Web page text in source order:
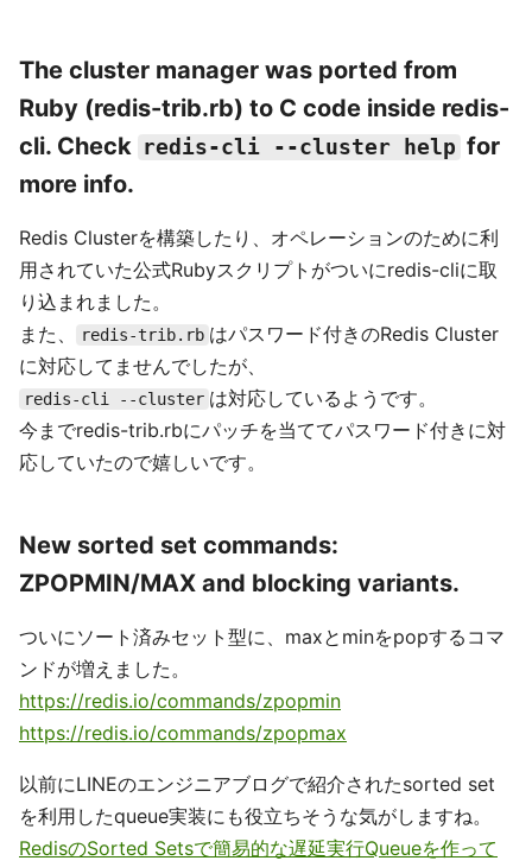
The cluster manager was ported from
Ruby (redis-trib.rb) to C code inside redis-
cli. Check redis-cli --cluster help for
more info.
Redis Clusterを構築したり、オペレーションのために利
用されていた公式Rubyスクリプトがついにredis-cliに取
り込まれました。
また、
redis-trib.rb はパスワード付きのRedis Cluster
に対応してませんでしたが、
redis-cli --cluster は対応しているようです。
今までredis-trib.rbにパッチを当ててパスワード付きに対
応していたので嬉しいです。
New sorted set commands:
ZPOPMIN/MAX and blocking variants.
ついにソート済みセット型に、maxとminをpopするコマ
ンドが増えました。
https://redis.io/commands/zpopmin
https://redis.io/commands/zpopmax
以前にLINEのエンジニアブログで紹介されたsorted set
を利用したqueue実装にも役立ちそうな気がしますね。
RedisのSorted Setsで簡易的な遅延実行Queueを作って